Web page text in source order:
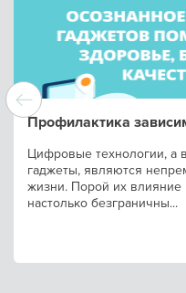
Профилактика
Цифровые технологии, а
гаджеты, являются
жизни. Порой их влияние
настолько безграничны...